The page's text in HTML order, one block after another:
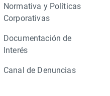
Normativa y Políticas
Corporativas
Documentación de
Interés
Canal de Denuncias